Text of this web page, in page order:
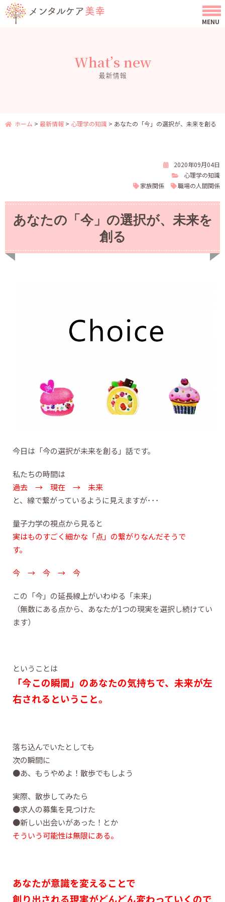
What’s new
最新情報
ホーム > 最新情報 > 心理学の知識 > あなたの「今」の選択が、未来を創る
2020年09月04日
心理学の知識
家族関係
職場の人間関係
あなたの「今」の選択が、未来を
創る
今日は「今の選択が未来を創る」話です。
私たちの時間は
過去 → 現在 → 未来
と、線で繋がっているように見えますが･･･
量子力学の視点から見ると
実はものすごく細かな「点」の繋がりなんだそうで
す。
今 → 今 → 今
この「今」の延長線上がいわゆる「未来」
（無数にある点から、あなたが1つの現実を選択し続けてい
ます）
ということは
「今この瞬間」のあなたの気持ちで、未来が左
右されるということ。
落ち込んでいたとしても
次の瞬間に
●あ、もうやめよ！散歩でもしよう
実際、散歩してみたら
●求人の募集を見つけた
●新しい出会いがあった！とか
そういう可能性は無限にある。
あなたが意識を変えることで
創り出される現実がどんどん変わっていくので